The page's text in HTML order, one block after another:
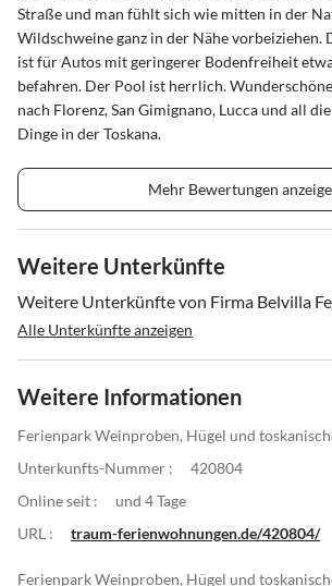
Straße und man fühlt sich wie mitten in der
Wildschweine ganz in der Nähe vorbeiziehen.
ist für Autos mit geringerer Bodenfreiheit
befahren. Der Pool ist herrlich.
nach Florenz, San Gimignano, Lucca und all
Dinge in der Toskana.
Mehr Bewertungen
Weitere Unterkünfte
Weitere Unterkünfte von Firma Belvilla
Alle Unterkünfte anzeigen
Weitere Informationen
Ferienpark Weinproben, Hügel und
Unterkunfts-Nummer :
420804
Online seit :
und 4 Tage
URL :
traum-ferienwohnungen.de/420804/
Ferienpark Weinproben, Hügel und